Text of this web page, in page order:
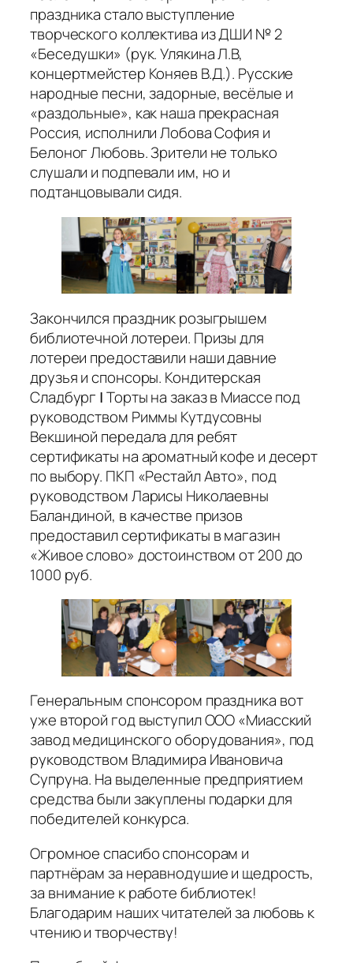
праздника стало выступление
творческого коллектива из ДШИ № 2
«Беседушки» (рук. Улякина Л.В,
концертмейстер Коняев В.Д.). Русские
народные песни, задорные, весёлые и
«раздольные», как наша прекрасная
Россия, исполнили Лобова София и
Белоног Любовь. Зрители не только
слушали и подпевали им, но и
подтанцовывали сидя.
Закончился праздник розыгрышем
библиотечной лотереи. Призы для
лотереи предоставили наши давние
друзья и спонсоры. Кондитерская
Сладбург Ӏ Торты на заказ в Миассе под
руководством Риммы Кутдусовны
Векшиной передала для ребят
сертификаты на ароматный кофе и десерт
по выбору. ПКП «Рестайл Авто», под
руководством Ларисы Николаевны
Баландиной, в качестве призов
предоставил сертификаты в магазин
«Живое слово» достоинством от 200 до
1000 руб.
Генеральным спонсором праздника вот
уже второй год выступил ООО «Миасский
завод медицинского оборудования», под
руководством Владимира Ивановича
Супруна. На выделенные предприятием
средства были закуплены подарки для
победителей конкурса.
Огромное спасибо спонсорам и
партнёрам за неравнодушие и щедрость,
за внимание к работе библиотек!
Благодарим наших читателей за любовь к
чтению и творчеству!